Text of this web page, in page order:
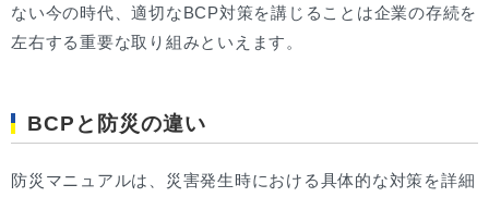
ない今の時代、適切なBCP対策を講じることは企業の存続を
左右する重要な取り組みといえます。
BCPと防災の違い
防災マニュアルは、災害発生時における具体的な対策を詳細